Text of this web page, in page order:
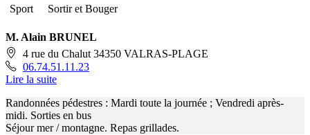
Sport Sortir et Bouger
M. Alain BRUNEL
4 rue du Chalut 34350 VALRAS-PLAGE
06.74.51.11.23
Lire la suite
Randonnées pédestres : Mardi toute la journée ; Vendredi après-
midi. Sorties en bus
Séjour mer / montagne. Repas grillades.